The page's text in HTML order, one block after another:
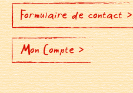
Formulaire de contact >
Mon Compte >